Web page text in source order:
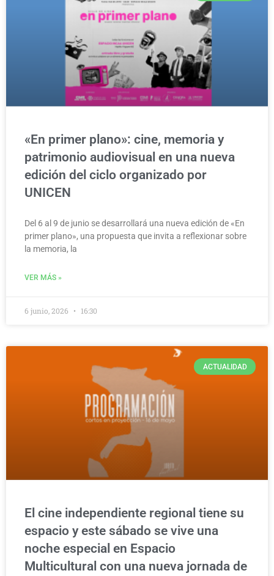
«En primer plano»: cine, memoria y
patrimonio audiovisual en una nueva
edición del ciclo organizado por
UNICEN
Del 6 al 9 de junio se desarrollará una nueva edición de «En
primer plano», una propuesta que invita a reflexionar sobre
la memoria, la
VER MÁS »
6 junio, 2026 16:30
ACTUALIDAD
El cine independiente regional tiene su
espacio y este sábado se vive una
noche especial en Espacio
Multicultural con una nueva jornada de